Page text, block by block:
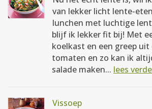
van lekker licht lente-
lunchen met luchtige
blijf ik lekker fit bij! Met
koelkast en een greep uit
tomaten en zo kan ik
salade maken... lees
Vissoep